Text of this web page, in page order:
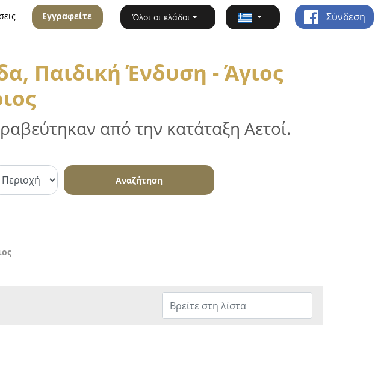
Εγγραφείτε Όλοι οι κλάδοι Σύνδεση
Παιδική Ένδυση - Άγιος
από την κατάταξη Αετοί.
Αναζήτηση